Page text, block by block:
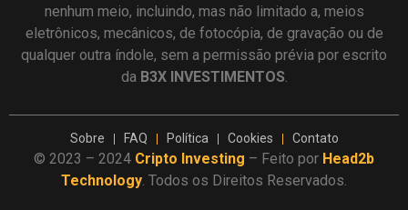
nenhum meio, incluindo, mas não limitado a, meios
eletrônicos, mecânicos, de fotocópia, de gravação ou de
qualquer outra índole, sem a permissão prévia por escrito
da B3X INVESTIMENTOS.
Sobre FAQ Política Cookies Contato
© 2023 – 2024 Cripto Investing – Feito por Head2b
Technology. Todos os Direitos Reservados.